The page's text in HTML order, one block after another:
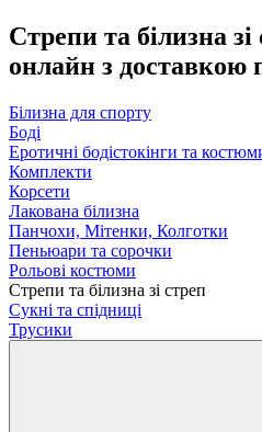
Стрепи та білизна
онлайн з доставкою
Білизна для спорту
Боді
Еротичні бодістокінги та
Комплекти
Корсети
Лакована білизна
Панчохи, Мітенки, Колготки
Пеньюари та сорочки
Рольові костюми
Стрепи та білизна зі стреп
Сукні та спідниці
Трусики